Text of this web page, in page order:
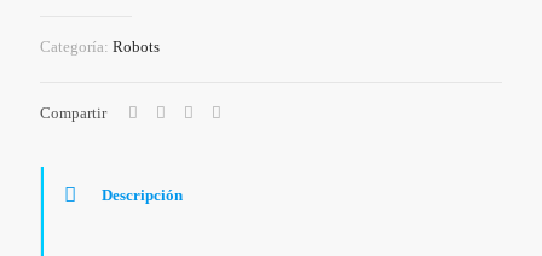
Categoría: Robots
Compartir
Descripción